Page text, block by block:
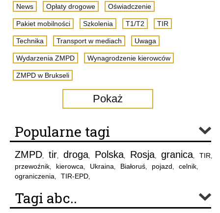
News Opłaty drogowe Oświadczenie
Pakiet mobilności Szkolenia T1/T2 TIR
Technika Transport w mediach Uwaga
Wydarzenia ZMPD Wynagrodzenie kierowców
ZMPD w Brukseli
Pokaż
Popularne tagi
ZMPD, tir, droga, Polska, Rosja, granica, TIR,
przewoźnik, kierowca, Ukraina, Białoruś, pojazd, celnik,
ograniczenia, TIR-EPD,
Tagi abc..